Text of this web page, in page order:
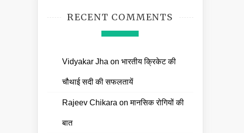
RECENT COMMENTS
Vidyakar Jha on भारतीय क्रिकेट की
चौथाई सदी की सफलतायें
Rajeev Chikara onमानसिक रोगियों की
बात